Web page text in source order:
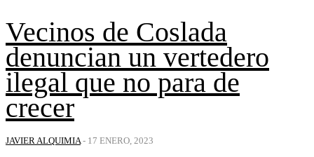
Vecinos de Coslada
denuncian un vertedero
ilegal que no para de
crecer
JAVIER ALQUIMIA - 17 ENERO, 2023